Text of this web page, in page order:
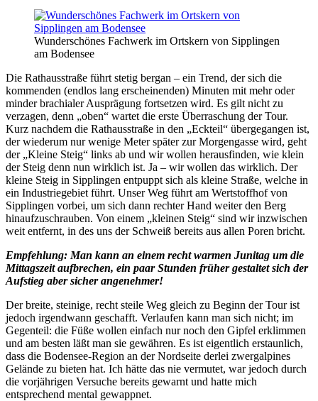
Wunderschönes Fachwerk im Ortskern von Sipplingen
am Bodensee
Die Rathausstraße führt stetig bergan – ein Trend, der sich die
kommenden (endlos lang erscheinenden) Minuten mit mehr oder
minder brachialer Ausprägung fortsetzen wird. Es gilt nicht zu
verzagen, denn „oben“ wartet die erste Überraschung der Tour.
Kurz nachdem die Rathausstraße in den „Eckteil“ übergegangen ist,
der wiederum nur wenige Meter später zur Morgengasse wird, geht
der „Kleine Steig“ links ab und wir wollen herausfinden, wie klein
der Steig denn nun wirklich ist. Ja – wir wollen das wirklich. Der
kleine Steig in Sipplingen entpuppt sich als kleine Straße, welche in
ein Industriegebiet führt. Unser Weg führt am Wertstoffhof von
Sipplingen vorbei, um sich dann rechter Hand weiter den Berg
hinaufzuschrauben. Von einem „kleinen Steig“ sind wir inzwischen
weit entfernt, in des uns der Schweiß bereits aus allen Poren bricht.
Empfehlung: Man kann an einem recht warmen Junitag um die
Mittagszeit aufbrechen, ein paar Stunden früher gestaltet sich der
Aufstieg aber sicher angenehmer!
Der breite, steinige, recht steile Weg gleich zu Beginn der Tour ist
jedoch irgendwann geschafft. Verlaufen kann man sich nicht; im
Gegenteil: die Füße wollen einfach nur noch den Gipfel erklimmen
und am besten läßt man sie gewähren. Es ist eigentlich erstaunlich,
dass die Bodensee-Region an der Nordseite derlei zwergalpines
Gelände zu bieten hat. Ich hätte das nie vermutet, war jedoch durch
die vorjährigen Versuche bereits gewarnt und hatte mich
entsprechend mental gewappnet.